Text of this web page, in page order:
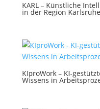
KARL – Künstliche
in der Region Karlsruhe
KIproWork – KI-
Wissens in